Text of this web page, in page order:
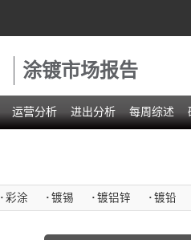
涂镀市场报告
运营分析 进出分析 每周综述
· 彩涂 · 镀锡 · 镀铝锌 · 镀铅